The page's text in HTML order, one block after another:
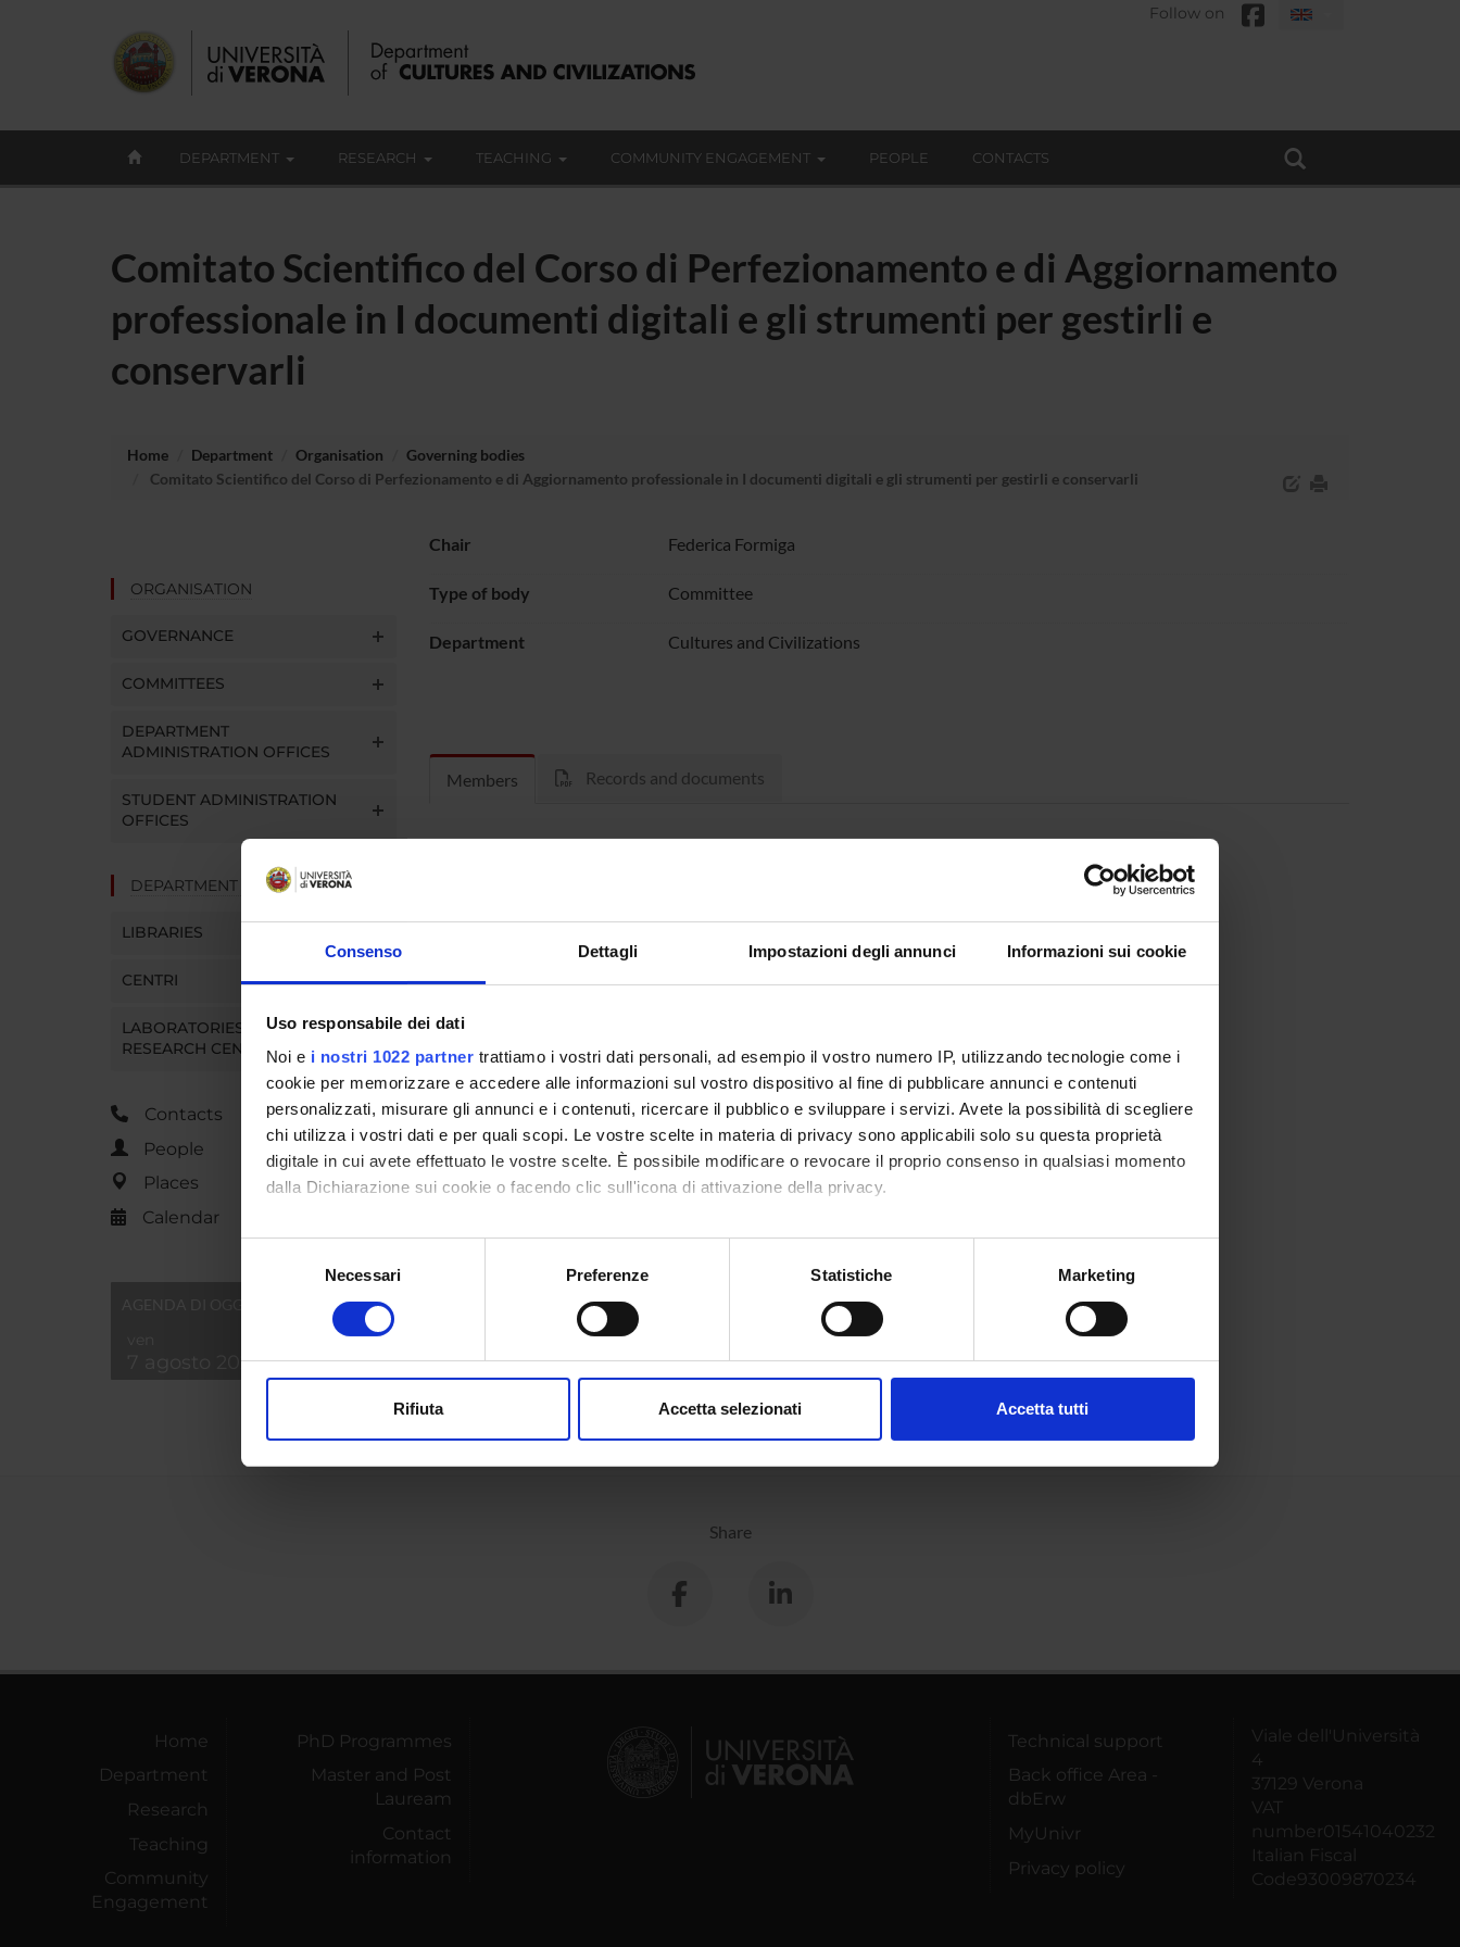
Consenso Dettagli Impostazioni degli annunci Informazioni sui cookie
Uso responsabile dei dati
Noi e i nostri 1022 partner trattiamo i vostri dati personali, ad esempio il vostro numero IP, utilizzando tecnologie come i
cookie per memorizzare e accedere alle informazioni sul vostro dispositivo al fine di pubblicare annunci e contenuti
personalizzati, misurare gli annunci e i contenuti, ricercare il pubblico e sviluppare i servizi. Avete la possibilità di scegliere
chi utilizza i vostri dati e per quali scopi. Le vostre scelte in materia di privacy sono applicabili solo su questa proprietà
digitale in cui avete effettuato le vostre scelte. È possibile modificare o revocare il proprio consenso in qualsiasi momento
dalla Dichiarazione sui cookie o facendo clic sull'icona di attivazione della privacy.
Con il tuo consenso, vorremmo anche:
raccogliere informazioni sulla tua posizione geografica, con un'approssimazione di qualche metro,
digitali).
modificare o ritirare il tuo consenso in qualsiasi momento dalla Dichiarazione sui cookie.
Necessari Preferenze Statistiche Marketing
Rifiuta Accetta selezionati Accetta tutti
Follow on
DEPARTMENT RESEARCH TEACHING COMMUNITY ENGAGEMENT PEOPLE CONTACTS
Comitato Scientifico del Corso di Perfezionamento e di Aggiornamento
professionale in I documenti digitali e gli strumenti per gestirli e
conservarli
Home Department Organisation
Governing bodies
Comitato Scientifico del Corso di Perfezionamento e di Aggiornamento professionale in I documenti digitali e gli strumenti per gestirli e conservarli
ORGANISATION
GOVERNANCE
COMMITTEES
DEPARTMENT
ADMINISTRATION OFFICES
STUDENT ADMINISTRATION
OFFICES
DEPARTMENT FACILITIES
LIBRARIES
CENTRI
LABORATORIES AND
RESEARCH CENTRES
Contacts
People
Places
Calendar
7 agosto 2026
Chair Federica Formiga
Type of body Committee
Department Cultures and Civilizations
Members Records and documents
Share
Home
Department
Research
Teaching
Community
Engagement
PhD Programmes
Master and Post
Lauream
Contact
information
Technical support
Back office Area -
dbErw
MyUnivr
Privacy policy
Viale dell'Università
4
37129 Verona
VAT
number01541040232
Italian Fiscal
Code93009870234